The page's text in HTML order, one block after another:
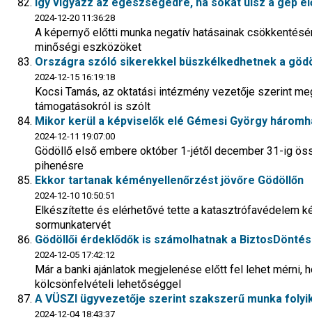
2024-12-20 11:36:28
A képernyő előtti munka negatív hatásainak
minőségi eszközöket
Országra szóló sikerekkel büszkélkedhetnek a
2024-12-15 16:19:18
Kocsi Tamás, az oktatási intézmény vezetője szerint
támogatásokról is szólt
Mikor kerül a képviselők elé Gémesi György
2024-12-11 19:07:00
Gödöllő első embere október 1-jétől december 31-ig
pihenésre
Ekkor tartanak kéményellenőrzést jövőre Gödöllőn
2024-12-10 10:50:51
Elkészítette és elérhetővé tette a katasztrófavédelem
sormunkatervét
Gödöllői érdeklődők is számolhatnak a
2024-12-05 17:42:12
Már a banki ajánlatok megjelenése előtt fel lehet mérni,
kölcsönfelvételi lehetőséggel
A VÜSZI ügyvezetője szerint szakszerű munka
2024-12-04 18:43:37